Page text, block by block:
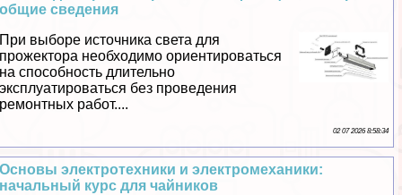
общие сведения
При выборе источника света для
прожектора необходимо ориентироваться
на способность длительно
эксплуатироваться без проведения
ремонтных работ....
02 07 2026 8:58:34
Основы электротехники и электромеханики:
начальный курс для чайников